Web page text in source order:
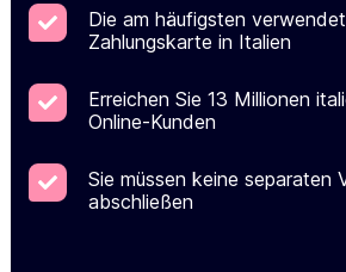
Die am häufigsten
Zahlungskarte in Italien
Erreichen Sie 13 Millionen
Online-Kunden
Sie müssen keine separaten
abschließen